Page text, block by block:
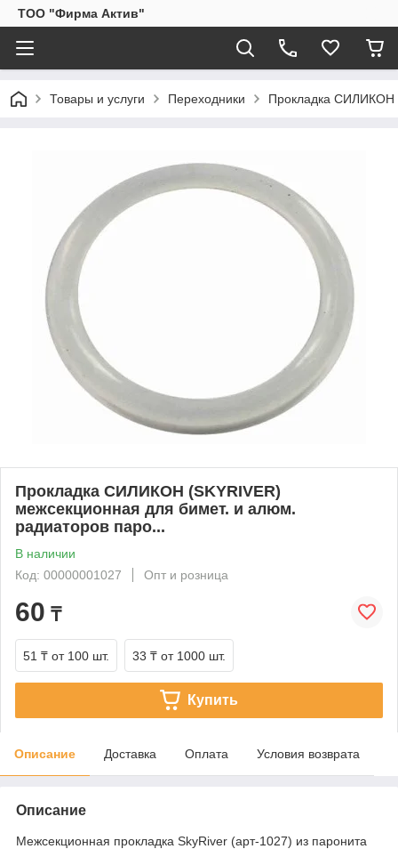
ТОО "Фирма Актив"
Товары и услуги Переходники Прокладка СИЛИКОН
Прокладка СИЛИКОН (SKYRIVER)
межсекционная для бимет. и алюм.
радиаторов паро...
В наличии
Код: 00000001027
Опт и розница
60 ₸
51 ₸ от 100 шт. 33 ₸ от 1000 шт.
Купить
Описание Доставка Оплата Условия возврата
Описание
Межсекционная прокладка SkyRiver (арт-1027) из паронита